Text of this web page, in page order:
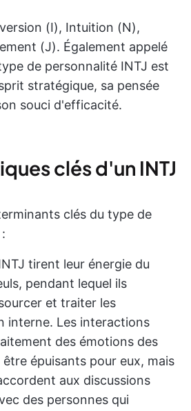
(I), Intuition (N),
(J). Également appelé
de personnalité INTJ est
stratégique, sa pensée
souci d'efficacité.
clés d'un INTJ
clés du type de
tirent leur énergie du
pendant lequel ils
et traiter les
interne. Les interactions
des émotions des
épuisants pour eux, mais
aux discussions
des personnes qui